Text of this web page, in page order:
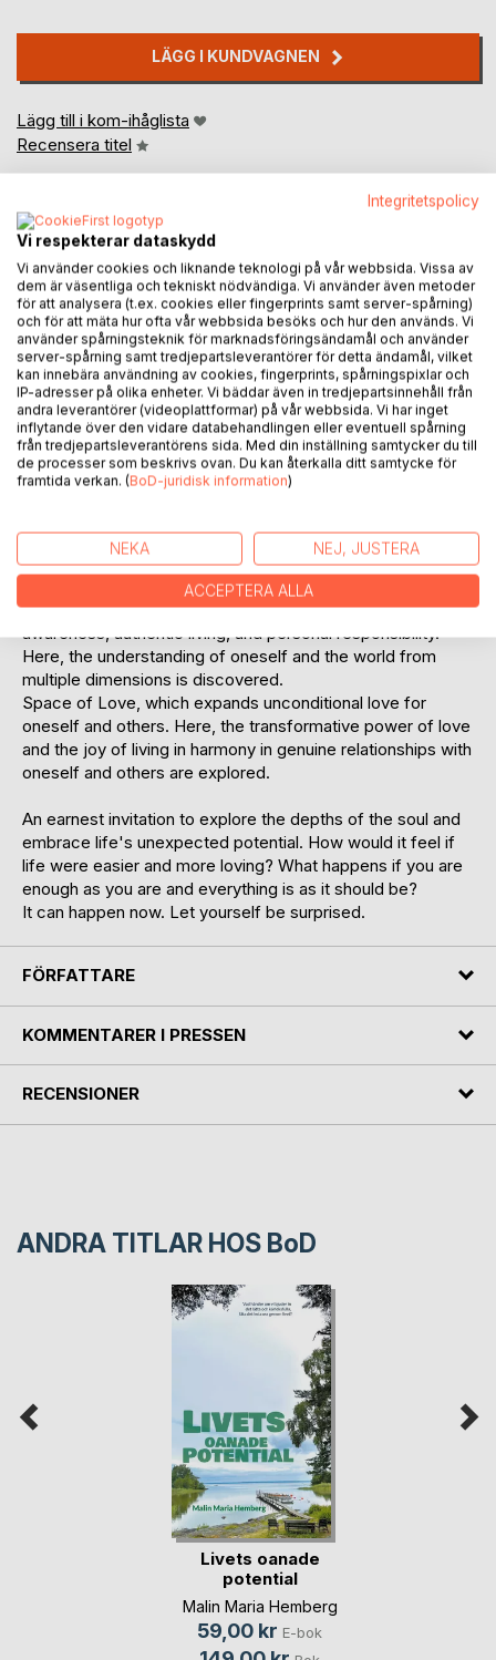
LÄGG I KUNDVAGNEN
Lägg till i kom-ihåglista
Recensera titel
BESKRIVNING
WELCOME to "Life's unexpected Potential," where you
are invited to a poetic exploration of inner peace and the
pursuit of genuine relationships. The author opens the door
to inner spaces where life takes unexpected turns, where
everything changes in a short time.
the inner lightness that creates freedom from the
perceived limitations of everyday life is discovered.
Space of Awareness, which aims to deepen self-
awareness, authentic living, and personal responsibility.
Here, the understanding of oneself and the world from
multiple dimensions is discovered.
Space of Love, which expands unconditional love for
oneself and others. Here, the transformative power of love
and the joy of living in harmony in genuine relationships with
oneself and others are explored.
An earnest invitation to explore the depths of the soul and
embrace life's unexpected potential. How would it feel if
life were easier and more loving? What happens if you are
enough as you are and everything is as it should be?
It can happen now. Let yourself be surprised.
FÖRFATTARE
KOMMENTARER I PRESSEN
RECENSIONER
ANDRA TITLAR HOS BoD
Livets oanade
potential
Malin Maria Hemberg
59,00 kr E-bok
Integritetspolicy
Vi respekterar dataskydd
Vi använder cookies och liknande teknologi på vår webbsida. Vissa av
dem är väsentliga och tekniskt nödvändiga. Vi använder även metoder
för att analysera (t.ex. cookies eller fingerprints samt server-spårning)
och för att mäta hur ofta vår webbsida besöks och hur den används. Vi
använder spårningsteknik för marknadsföringsändamål och använder
server-spårning samt tredjepartsleverantörer för detta ändamål, vilket
kan innebära användning av cookies, fingerprints, spårningspixlar och
IP-adresser på olika enheter. Vi bäddar även in tredjepartsinnehåll från
andra leverantörer (videoplattformar) på vår webbsida. Vi har inget
inflytande över den vidare databehandlingen eller eventuell spårning
från tredjepartsleverantörens sida. Med din inställning samtycker du till
de processer som beskrivs ovan. Du kan återkalla ditt samtycke för
framtida verkan. (BoD-juridisk information)
NEKA NEJ, JUSTERA
ACCEPTERA ALLA